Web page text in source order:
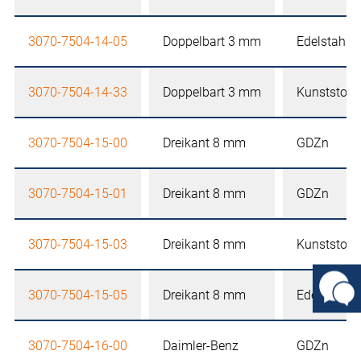
3070-7504-14-05 Doppelbart 3 mm Edelstahl
3070-7504-14-33 Doppelbart 3 mm Kunststoff
3070-7504-15-00 Dreikant 8 mm GDZn
3070-7504-15-01 Dreikant 8 mm GDZn
3070-7504-15-03 Dreikant 8 mm Kunststoff
3070-7504-15-05 Dreikant 8 mm Edelstahl
3070-7504-16-00 Daimler-Benz GDZn